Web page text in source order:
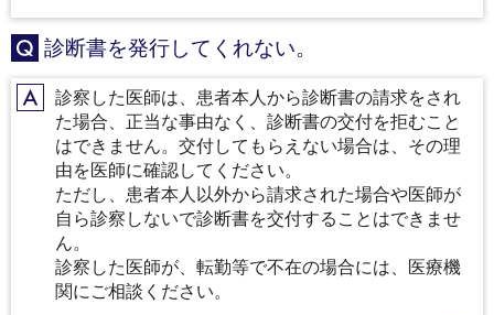
Q 診断書を発行してくれない。
A診察した医師は、患者本人から診断書の請求をされ
た場合、正当な事由なく、診断書の交付を拒むこと
はできません。交付してもらえない場合は、その理
由を医師に確認してください。
ただし、患者本人以外から請求された場合や医師が
自ら診察しないで診断書を交付することはできませ
ん。
診察した医師が、転勤等で不在の場合には、医療機
関にご相談ください。